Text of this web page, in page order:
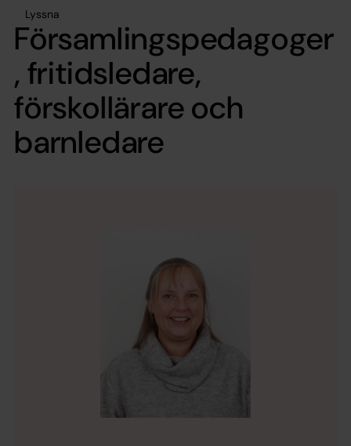
Lyssna
Församlingspedagoger
, fritidsledare,
förskollärare och
barnledare